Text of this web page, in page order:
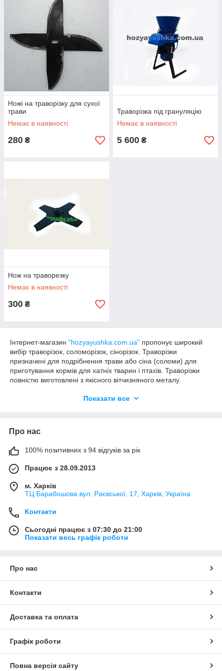
Ножі на траворізку для сухої
трави
Немає в наявності
280 ₴
Траворізка під грануляцію
Немає в наявності
5 600 ₴
Нож на траворезку
Немає в наявності
300 ₴
Інтернет-магазин "hozyayushka.com.ua" пропонує широкий
вибір траворізок, соломорізок, сінорізок. Траворізки
призначені для подрібнення трави або сіна (соломи) для
приготування кормів для хатніх тварин і птахів. Траворізки
повністю виготовлені з якісного вітчизняного металу.
для свіжоскошеної трави, траворізка зі шківом під
сухої та свіжоскошеної трави на тринозі. Траворізки
постачаються без двигуна, двигун до траворізків під'єднується
за допомогою ременя. Ремінь для траворізок
використовується клинуватим. Вал траворізок крутиться на
підшипнику. Пропоновані траворізки Вам слугуватимуть
чималий час, а ремінне передавання та низька вартість
траворізок дасть змогу в разі потреби легко та швидко
під'єднати нову траворізку, не вдаючись до заміни двигуна.
тринозі, ножі закріплюються безпосередньо на вал двигуна.
Показати все
Про нас
100% позитивних з 94 відгуків за рік
Працює з 28.09.2013
м. Харків
ТЦ Барабошова вул. Раєвської, 17, Харків, Україна
Контакти
Сьогодні працює з 07:30 до 21:00
Показати весь графік роботи
Про нас
Контакти
Доставка та оплата
Графік роботи
Повна версія сайту